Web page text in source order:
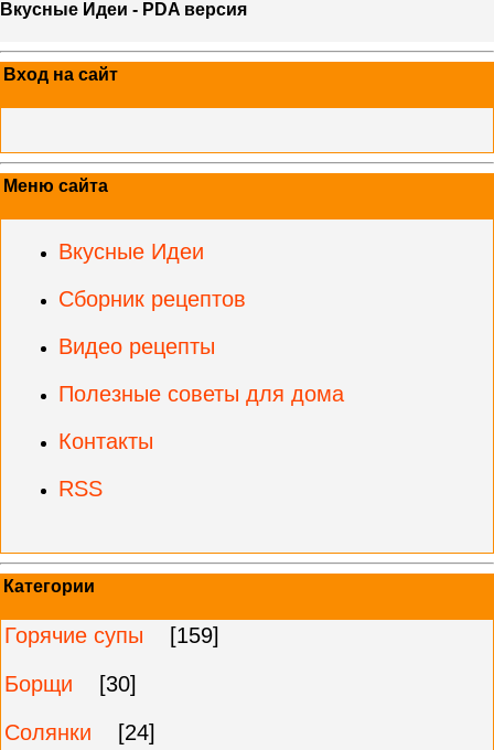
Вкусные Идеи - PDA версия
Вход на сайт
Меню сайта
Вкусные Идеи
Сборник рецептов
Видео рецепты
Полезные советы для дома
Контакты
RSS
Категории
Горячие супы
[159]
Борщи
[30]
Солянки
[24]